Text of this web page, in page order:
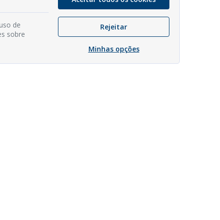
de
sobre
Rejeitar
Minhas opções